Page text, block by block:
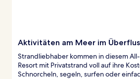
Aktivitäten am Meer im
Strandliebhaber kommen in diesem
Resort mit Privatstrand voll auf ihre
Schnorcheln, segeln, surfen oder